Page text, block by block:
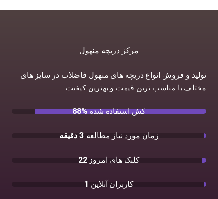
مرکز دریچه منهول
تولید و فروش انواع دریچه های منهول فاضلاب در سایز های
مختلف با مناسب ترین قیمت و بهترین کیفیت
کش استفاده شده 88%
زمان مورد نیاز مطالعه 3 دقیقه
کلیک های امروز 22
کاربران آنلاین 1